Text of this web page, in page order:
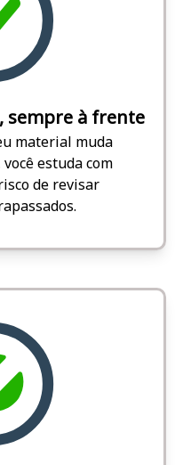
sempre à frente
material muda
estuda com
de revisar